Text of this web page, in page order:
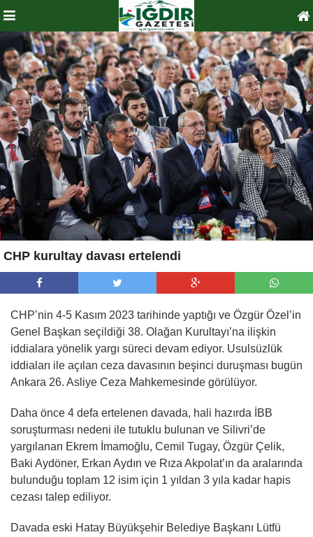
CHP kurultay davası ertelendi
CHP’nin 4-5 Kasım 2023 tarihinde yaptığı ve Özgür Özel’in
Genel Başkan seçildiği 38. Olağan Kurultayı’na ilişkin
iddialara yönelik yargı süreci devam ediyor. Usulsüzlük
iddiaları ile açılan ceza davasının beşinci duruşması bugün
Ankara 26. Asliye Ceza Mahkemesinde görülüyor.
Daha önce 4 defa ertelenen davada, hali hazırda İBB
soruşturması nedeni ile tutuklu bulunan ve Silivri’de
yargılanan Ekrem İmamoğlu, Cemil Tugay, Özgür Çelik,
Baki Aydöner, Erkan Aydın ve Rıza Akpolat’ın da aralarında
bulunduğu toplam 12 isim için 1 yıldan 3 yıla kadar hapis
cezası talep ediliyor.
Davada eski Hatay Büyükşehir Belediye Başkanı Lütfü